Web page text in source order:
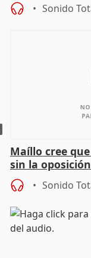
Sonido
Maíllo cree
sin la
órganos como
Sonido